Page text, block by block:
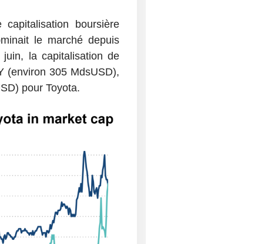
boursière
le marché depuis
la capitalisation de
(environ 305 MdsUSD),
pour Toyota.